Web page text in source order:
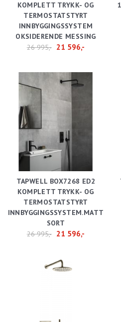
KOMPLETT TRYKK- OG
TERMOSTATSTYRT
INNBYGGINGSSYSTEM
OKSIDERENDE MESSING
26 995,- 21 596,-
TAPWELL BOX7268 ED2
KOMPLETT TRYKK- OG
TERMOSTATSTYRT
INNBYGGINGSSYSTEM.MATT
SORT
26 995,- 21 596,-